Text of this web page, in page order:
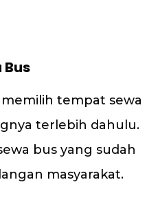
tempat sewa
terlebih dahulu.
bus yang sudah
masyarakat.